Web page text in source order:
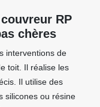
RP
chères
interventions de
toit. Il réalise les
Il utilise des
silicones ou résine